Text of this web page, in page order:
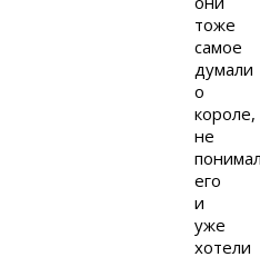
тоже
самое
думали
о
короле,
не
его
и
уже
хотели